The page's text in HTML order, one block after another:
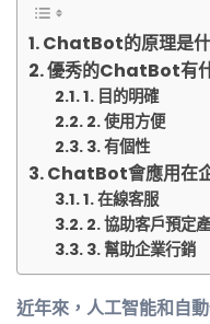
ChatBot的原理是
優秀的ChatBot有
1. 目的明確
2. 使用方便
3. 有個性
ChatBot會應用在
1. 在線客服
2. 協助客戶預定
3. 幫助企業行銷
近年來，人工智能和自